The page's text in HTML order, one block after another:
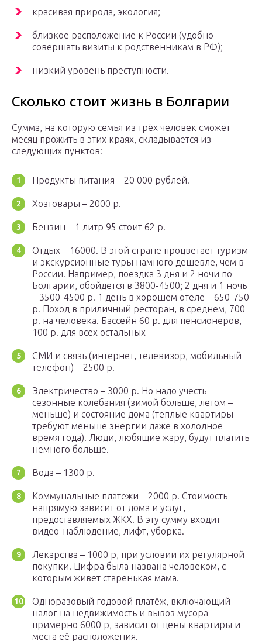
красивая природа, экология;
близкое расположение к России (удобно
совершать визиты к родственникам в РФ);
низкий уровень преступности.
Сколько стоит жизнь в Болгарии
Сумма, на которую семья из трёх человек сможет
месяц прожить в этих краях, складывается из
следующих пунктов:
Продукты питания – 20 000 рублей.
Хозтовары – 2000 р.
Бензин – 1 литр 95 стоит 62 р.
Отдых – 16000. В этой стране процветает туризм
и экскурсионные туры намного дешевле, чем в
России. Например, поездка 3 дня и 2 ночи по
Болгарии, обойдется в 3800-4500; 2 дня и 1 ночь
– 3500-4500 р. 1 день в хорошем отеле – 650-750
р. Поход в приличный ресторан, в среднем, 700
р. на человека. Бассейн 60 р. для пенсионеров,
100 р. для всех остальных
СМИ и связь (интернет, телевизор, мобильный
телефон) – 2500 р.
Электричество – 3000 р. Но надо учесть
сезонные колебания (зимой больше, летом –
меньше) и состояние дома (теплые квартиры
требуют меньше энергии даже в холодное
время года). Люди, любящие жару, будут платить
немного больше.
Вода – 1300 р.
Коммунальные платежи – 2000 р. Стоимость
напрямую зависит от дома и услуг,
предоставляемых ЖКХ. В эту сумму входит
видео-наблюдение, лифт, уборка.
Лекарства – 1000 р, при условии их регулярной
покупки. Цифра была названа человеком, с
которым живет старенькая мама.
Одноразовый годовой платёж, включающий
налог на недвижимость и вывоз мусора —
примерно 6000 р, зависит от цены квартиры и
места её расположения.